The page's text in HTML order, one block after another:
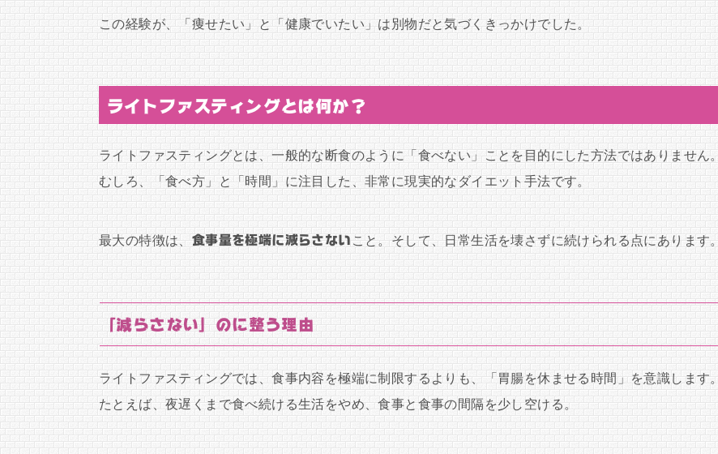
この経験が、「痩せたい」と「健康でいたい」は別物だと気づくきっかけでした。
ライトファスティングとは何か？
ライトファスティングとは、一般的な断食のように「食べない」ことを目的にした方法ではありません。
むしろ、「食べ方」と「時間」に注目した、非常に現実的なダイエット手法です。
最大の特徴は、 食事量を極端に減らさない こと。そして、日常生活を壊さずに続けられる点にあります。
「減らさない」のに整う理由
ライトファスティングでは、食事内容を極端に制限するよりも、「胃腸を休ませる時間」を意識します。
たとえば、夜遅くまで食べ続ける生活をやめ、食事と食事の間隔を少し空ける。